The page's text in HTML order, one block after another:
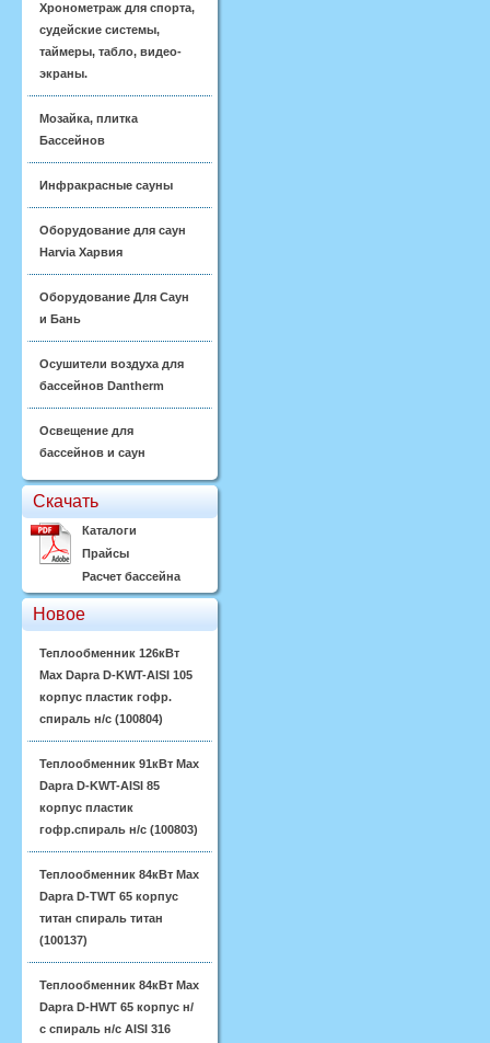
Хронометраж для спорта,
судейские системы,
таймеры, табло, видео-
экраны.
Мозайка, плитка
Бассейнов
Инфракрасные сауны
Оборудование для саун
Harvia Харвия
Оборудование Для Саун
и Бань
Осушители воздуха для
бассейнов Dantherm
Освещение для
бассейнов и саун
Скачать
Каталоги
Прайсы
Расчет бассейна
Новое
Теплообменник 126кВт
Max Dapra D-KWT-AISI 105
корпус пластик гофр.
спираль н/с (100804)
Теплообменник 91кВт Max
Dapra D-KWT-AISI 85
корпус пластик
гофр.спираль н/с (100803)
Теплообменник 84кВт Max
Dapra D-TWT 65 корпус
титан спираль титан
(100137)
Теплообменник 84кВт Max
Dapra D-HWT 65 корпус н/
с спираль н/с AISI 316